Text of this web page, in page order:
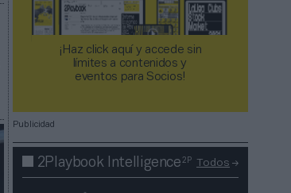
¡Haz click aquí y accede sin
límites a contenidos y
eventos para Socios!​​​​​​​
Publicidad
2Playbook Intelligence2P Todos